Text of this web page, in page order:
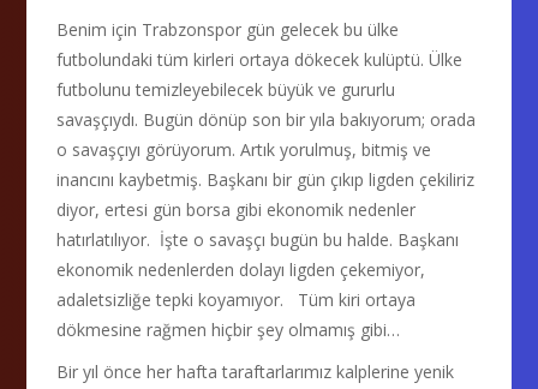
Benim için Trabzonspor gün gelecek bu ülke
futbolundaki tüm kirleri ortaya dökecek kulüptü. Ülke
futbolunu temizleyebilecek büyük ve gururlu
savaşçıydı. Bugün dönüp son bir yıla bakıyorum; orada
o savaşçıyı görüyorum. Artık yorulmuş, bitmiş ve
inancını kaybetmiş. Başkanı bir gün çıkıp ligden çekiliriz
diyor, ertesi gün borsa gibi ekonomik nedenler
hatırlatılıyor. İşte o savaşçı bugün bu halde. Başkanı
ekonomik nedenlerden dolayı ligden çekemiyor,
adaletsizliğe tepki koyamıyor. Tüm kiri ortaya
dökmesine rağmen hiçbir şey olmamış gibi…
Bir yıl önce her hafta taraftarlarımız kalplerine yenik